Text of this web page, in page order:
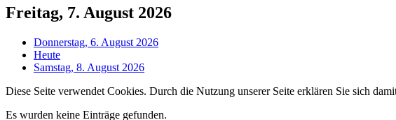
Freitag, 7. August 2026
Donnerstag, 6. August 2026
Heute
Samstag, 8. August 2026
Diese Seite verwendet Cookies. Durch die Nutzung unserer Seite erklären Sie sich
Es wurden keine Einträge gefunden.